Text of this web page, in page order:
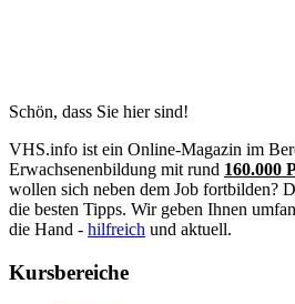
Schön, dass Sie hier sind!
VHS.info ist ein Online-Magazin im
Erwachsenenbildung mit rund 160.000
wollen sich neben dem Job fortbilden?
die besten Tipps. Wir geben Ihnen
die Hand - hilfreich und aktuell.
Kursbereiche